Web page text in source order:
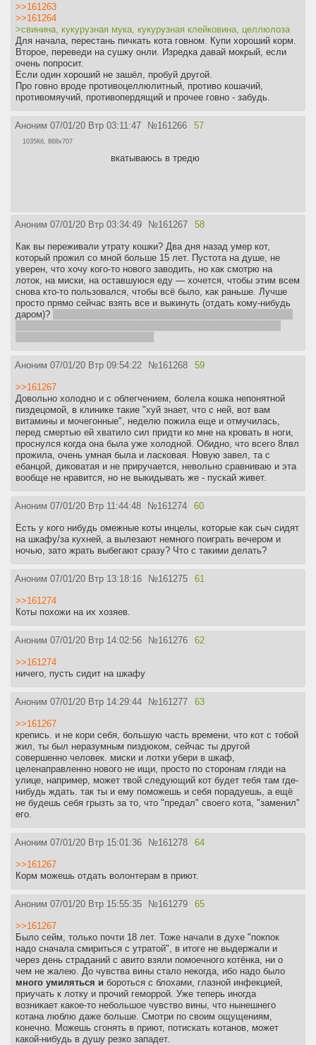
>>161263
>>161264
>свинина, кукурузная мука, кукурузная клейковина, целлюлоза
Для начала, перестань пичкать кота говном. Купи хороший корм.
Второе, переведи на сушку онли. Изредка давай мокрый, если
очень попросит.
Если один хороший не зашёл, пробуй другой.
Про говно вроде противоцеллюлитный, противо кошачий,
противомяучий, противопердящий и прочее говно - забудь.
Аноним 07/01/20 Втр 03:11:47 №161266 57
1035Кб, 868x707
вкатываюсь в тредю
Аноним 07/01/20 Втр 03:34:49 №161267 58
Как вы переживали утрату кошки? Два дня назад умер кот,
который прожил со мной больше 15 лет. Пустота на душе, не
уверен, что хочу кого-то нового заводить, но как смотрю на
лоток, на миски, на оставшуюся еду — хочется, чтобы этим всем
снова кто-то пользовался, чтобы всё было, как раньше. Лучше
просто прямо сейчас взять все и выкинуть (отдать кому-нибудь
даром)?
Аноним 07/01/20 Втр 09:54:22 №161268 59
>>161267
Довольно холодно и с облегчением, болела кошка непонятной
пиздецомой, в клинике такие "хуй знает, что с ней, вот вам
витамины и мочегонные", неделю пожила еще и отмучилась,
перед смертью ей хватило сил придти ко мне на кровать в ноги,
проснулся когда она была уже холодной. Обидно, что всего 8лвл
прожила, очень умная была и ласковая. Новую завел, та с
ебанцой, диковатая и не приручается, невольно сравниваю и эта
вообще не нравится, но не выкидывать же - пускай живет.
Аноним 07/01/20 Втр 11:44:48 №161274 60
Есть у кого нибудь омежные коты инцелы, которые как сыч сидят
на шкафу/за кухней, а вылезают немного поиграть вечером и
ночью, зато жрать выбегают сразу? Что с такими делать?
Аноним 07/01/20 Втр 13:18:16 №161275 61
>>161274
Коты похожи на их хозяев.
Аноним 07/01/20 Втр 14:02:56 №161276 62
>>161274
ничего, пусть сидит на шкафу
Аноним 07/01/20 Втр 14:29:44 №161277 63
>>161267
крепись. и не кори себя, большую часть времени, что кот с тобой
жил, ты был неразумным пиздюком, сейчас ты другой
совершенно человек. миски и лотки убери в шкаф,
целенаправленно нового не ищи, просто по сторонам гляди на
улице, например, может твой следующий кот будет тебя там где-
нибудь ждать. так ты и ему поможешь и себя порадуешь, а ещё
не будешь себя грызть за то, что "предал" своего кота, "заменил"
его.
Аноним 07/01/20 Втр 15:01:36 №161278 64
>>161267
Корм можешь отдать волонтерам в приют.
Аноним 07/01/20 Втр 15:55:35 №161279 65
>>161267
Было сейм, только почти 18 лет. Тоже начали в духе "покпок
надо сначала смириться с утратой", в итоге не выдержали и
через день страданий с авито взяли помоечного котёнка, ни о
чем не жалею. До чувства вины стало некогда, ибо надо было
много умиляться и бороться с блохами, глазной инфекцией,
приучать к лотку и прочий геморрой. Уже теперь иногда
возникает какое-то небольшое чувство вины, что нынешнего
котана люблю даже больше. Смотри по своим ощущениям,
конечно. Можешь сгонять в приют, потискать котанов, может
какой-нибудь в душу резко западет.